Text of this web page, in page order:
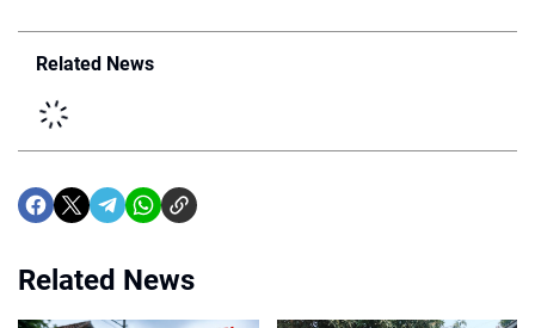
Related News
Related News